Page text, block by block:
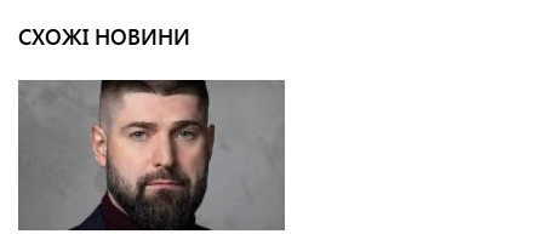
СХОЖІ НОВИНИ